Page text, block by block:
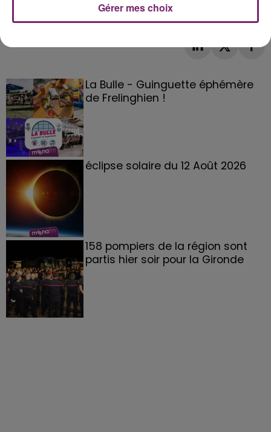
La Bulle - Guinguette éphémère
de Frelinghien !
éclipse solaire du 12 Août 2026
158 pompiers de la région sont
partis hier soir pour la Gironde
Gérer mes choix